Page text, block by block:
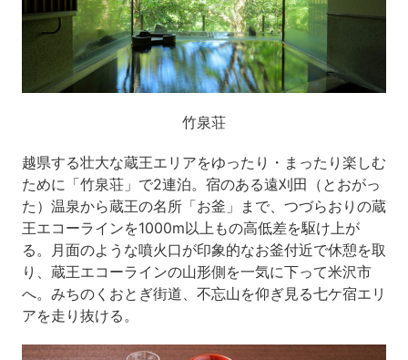
竹泉荘
越県する壮大な蔵王エリアをゆったり・まったり楽しむ
ために「竹泉荘」で2連泊。宿のある遠刈田（とおがっ
た）温泉から蔵王の名所「お釜」まで、つづらおりの蔵
王エコーラインを1000m以上もの高低差を駆け上が
る。月面のような噴火口が印象的なお釜付近で休憩を取
り、蔵王エコーラインの山形側を一気に下って米沢市
へ。みちのくおとぎ街道、不忘山を仰ぎ見る七ケ宿エリ
アを走り抜ける。